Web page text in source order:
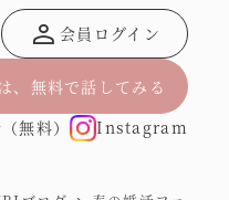
person 会員ログイン
、無料で話してみる
無料）
Instagram